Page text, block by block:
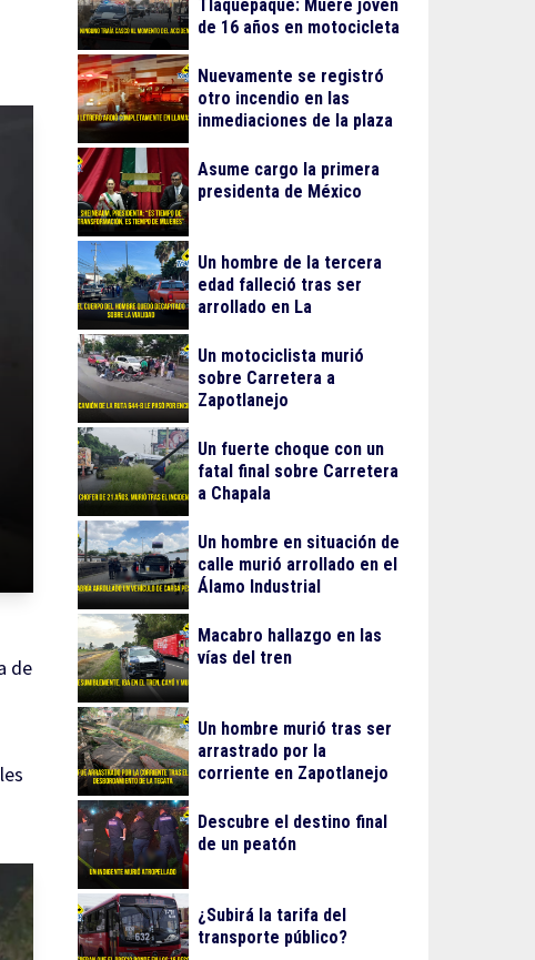
de
Tlaquepaque: Muere joven
de 16 años en motocicleta
Nuevamente se registró
otro incendio en las
inmediaciones de la plaza
Asume cargo la primera
presidenta de México
Un hombre de la tercera
edad falleció tras ser
arrollado en La
Un motociclista murió
sobre Carretera a
Zapotlanejo
Un fuerte choque con un
fatal final sobre Carretera
a Chapala
Un hombre en situación de
calle murió arrollado en el
Álamo Industrial
Macabro hallazgo en las
vías del tren
Un hombre murió tras ser
arrastrado por la
corriente en Zapotlanejo
Descubre el destino final
de un peatón
¿Subirá la tarifa del
transporte público?